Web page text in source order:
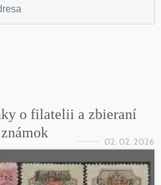
o filatelii a zbieraní
známok
02. 02. 2026